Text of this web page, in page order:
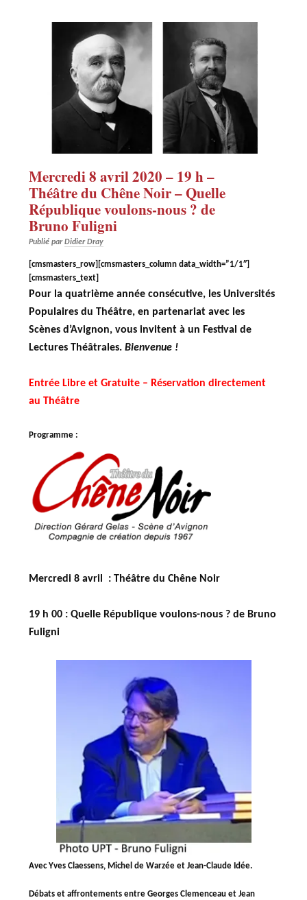
Mercredi 8 avril 2020 – 19 h –
Théâtre du Chêne Noir – Quelle
République voulons-nous ? de
Bruno Fuligni
Publié parDidier Dray
[cmsmasters_row][cmsmasters_column data_width=”1/1″]
[cmsmasters_text]
Pour la quatrième année consécutive, les Universités
Populaires du Théâtre, en partenariat avec les
Scènes d’Avignon, vous invitent à un Festival de
Lectures Théâtrales.Bienvenue !
Entrée Libre et Gratuite – Réservation directement
au Théâtre
Programme :
Mercredi 8 avril : Théâtre du Chêne Noir
19 h 00 : Quelle République voulons-nous ? de Bruno
Fuligni
Avec Yves Claessens, Michel de Warzée et Jean-Claude Idée.
Débats et affrontements entre Georges Clemenceau et Jean